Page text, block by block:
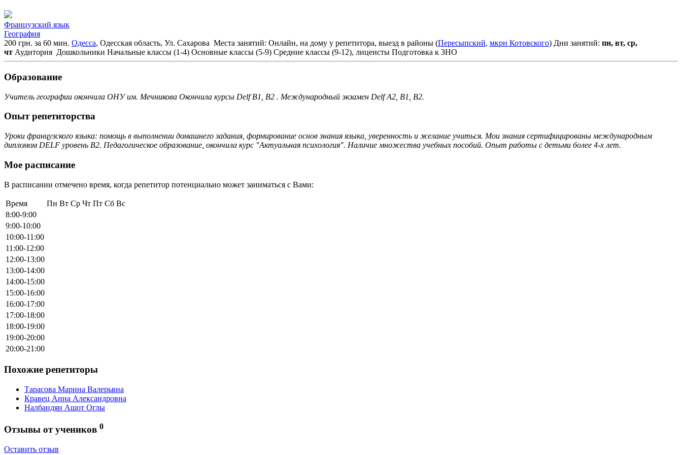
Французский язык
География
200 грн. за 60 мин. Одесса, Одесская область, Ул. Сахарова Места занятий: Онлайн, на дому у репетитора, выезд в районы (Пересыпский, мкрн Котовского) Дни занятий: пн, вт, ср,
чт Аудитория Дошкольники Начальные классы (1-4) Основные классы (5-9) Средние классы (9-12), лицеисты Подготовка к ЗНО
Образование
Учитель географии окончила ОНУ им. Мечникова Окончила курсы Delf B1, B2 . Международный экзамен Delf А2, B1, B2.
Опыт репетиторства
Уроки французского языка: помощь в выполнении домашнего задания, формирование основ знания языка, уверенность и желание учиться. Мои знания сертифицированы международным
дипломом DELF уровень B2. Педагогическое образование, окончила курс "Актуальная психология". Наличие множества учебных пособий. Опыт работы с детьми более 4-х лет.
Мое расписание
В расписании отмечено время, когда репетитор потенциально может заниматься с Вами:
Время Пн Вт Ср Чт Пт Сб Вс
8:00-9:00
9:00-10:00
10:00-11:00
11:00-12:00
12:00-13:00
13:00-14:00
14:00-15:00
15:00-16:00
16:00-17:00
17:00-18:00
18:00-19:00
19:00-20:00
20:00-21:00
Похожие репетиторы
Тарасова Марина Валерьвна
Кравец Анна Александровна
Налбандян Ашот Оглы
Отзывы от учеников 0
Оставить отзыв